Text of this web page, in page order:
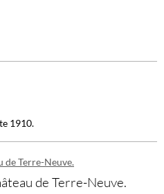
1910.
de Terre-Neuve.